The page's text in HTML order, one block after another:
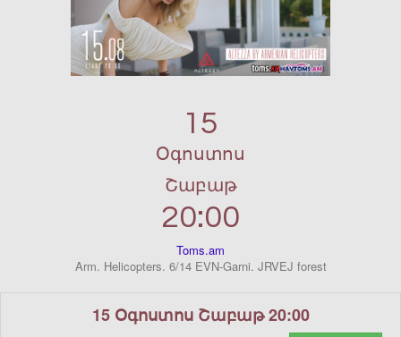
15
Օգոստոս
Շաբաթ
20:00
Toms.am
Arm. Helicopters. 6/14 EVN-Garni. JRVEJ forest
15 Օգոստոս Շաբաթ 20:00